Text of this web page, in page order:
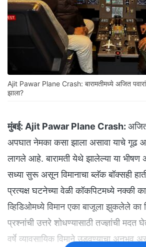
Ajit Pawar Plane Crash: बारामतीमध्ये अजित
झाला?
मुंबई: Ajit Pawar Plane Crash: अजित
अपघात नेमका कसा झाला असावा याचे
लागले आहे. बारामती येथे झालेल्या या भीषण
सध्या सुरू असून विमानाचा ब्लॅक बॉक्सही
प्रत्यक्ष घटनेच्या वेळी कॉकपिटमध्ये
व्हिडिओमध्ये विमान एका बाजूला झुकलेले
प्रश्नांची उत्तरे शोधण्यासाठी तज्ज्ञांची
वर्षे व्यावसायिक विमाने उडवण्याचा अनुभव